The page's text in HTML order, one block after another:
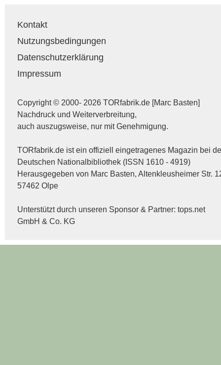
Kontakt
Nutzungsbedingungen
Datenschutzerklärung
Impressum
Copyright © 2000- 2026 TORfabrik.de [Marc Basten]
Nachdruck und Weiterverbreitung,
auch auszugsweise, nur mit Genehmigung.
TORfabrik.de ist ein offiziell eingetragenes Magazin bei
Deutschen Nationalbibliothek (ISSN 1610 - 4919)
Herausgegeben von Marc Basten, Altenkleusheimer Str.
57462 Olpe
Unterstützt durch unseren Sponsor & Partner: tops.net
GmbH & Co. KG